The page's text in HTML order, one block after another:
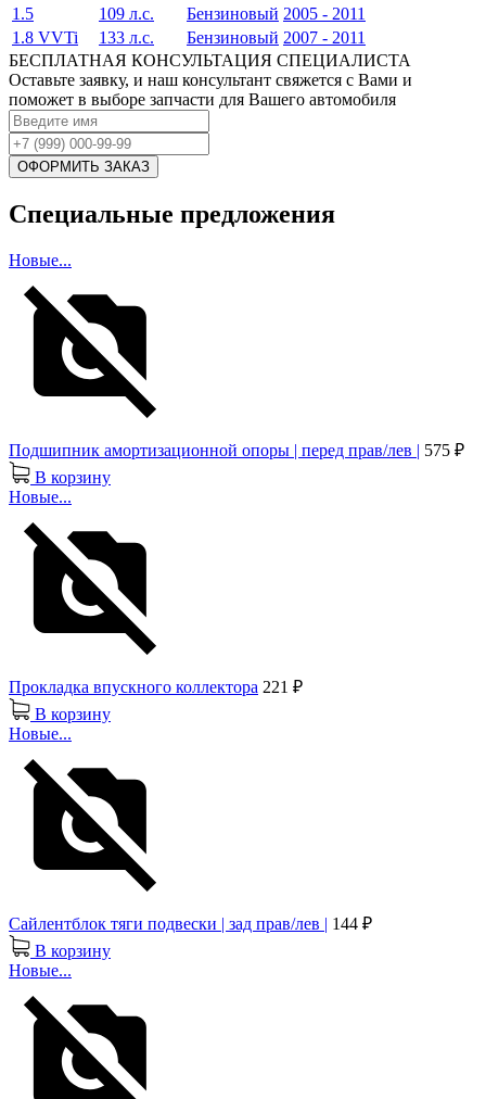
1.5
109 л.с. Бензиновый 2005 - 2011
1.8 VVTi
133 л.с. Бензиновый 2007 - 2011
БЕСПЛАТНАЯ КОНСУЛЬТАЦИЯ СПЕЦИАЛИСТА
Оставьте заявку, и наш консультант свяжется с Вами и
поможет в выборе запчасти для Вашего автомобиля
Специальные предложения
Новые...
Подшипник амортизационной опоры | перед прав/лев | 575 ₽
В корзину
Новые...
Прокладка впускного коллектора 221 ₽
В корзину
Новые...
Сайлентблок тяги подвески | зад прав/лев | 144 ₽
В корзину
Новые...